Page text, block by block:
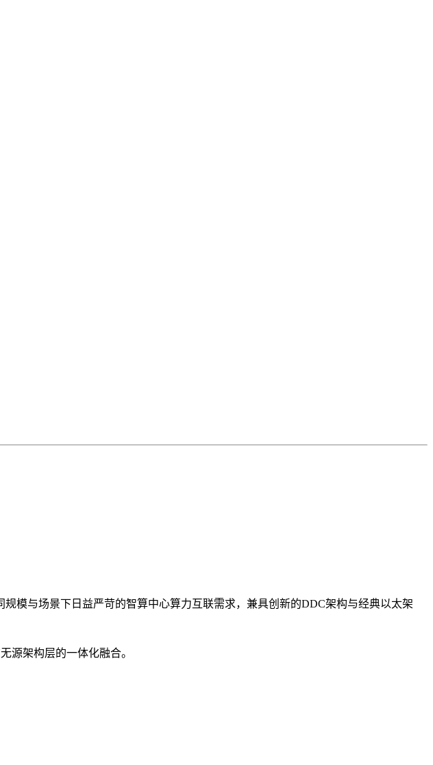
模与场景下日益严苛的智算中心算力互联需求，兼具创新的DDC架构与经典以太架
源架构层的一体化融合。